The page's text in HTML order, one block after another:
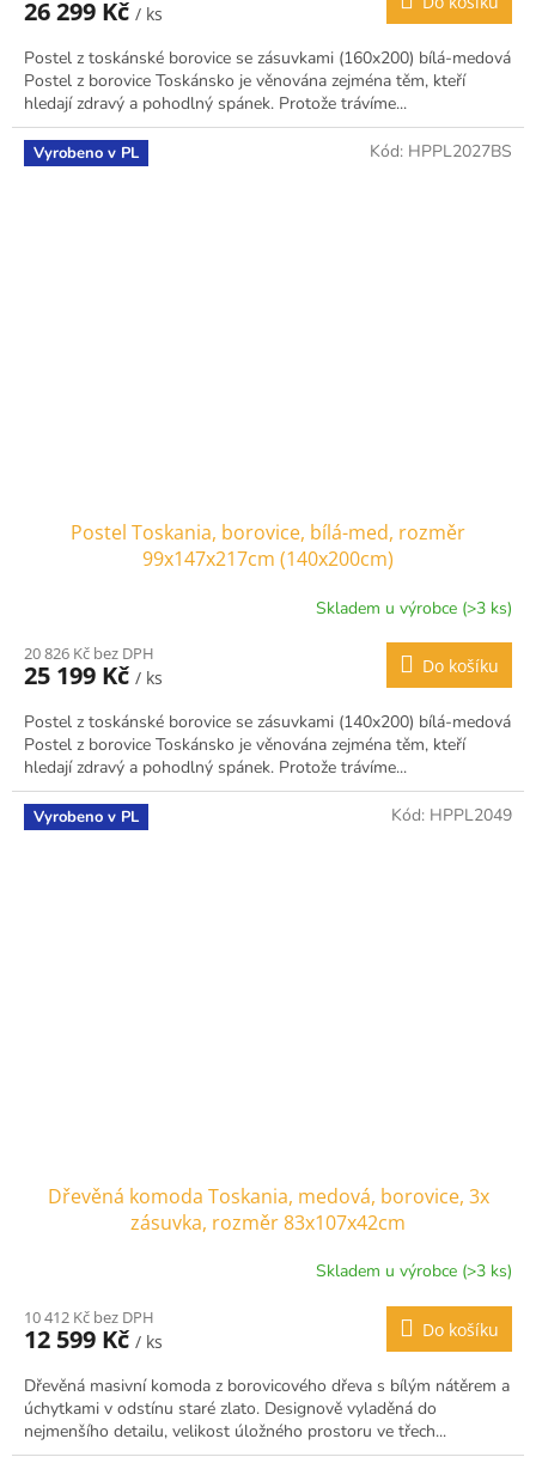
26 299 Kč / ks
Postel z toskánské borovice se zásuvkami (160x200) bílá-medová
Postel z borovice Toskánsko je věnována zejména těm, kteří
hledají zdravý a pohodlný spánek. Protože trávíme...
Vyrobeno v PL
Postel Toskania, borovice, bílá-med, rozměr
99x147x217cm (140x200cm)
Skladem u výrobce (>3 ks)
20 826 Kč bez DPH
25 199 Kč / ks
Do košíku
Postel z toskánské borovice se zásuvkami (140x200) bílá-medová
Postel z borovice Toskánsko je věnována zejména těm, kteří
hledají zdravý a pohodlný spánek. Protože trávíme...
Kód: HPPL2027BS
Vyrobeno v PL
Dřevěná komoda Toskania, medová, borovice, 3x
zásuvka, rozměr 83x107x42cm
Skladem u výrobce (>3 ks)
10 412 Kč bez DPH
12 599 Kč / ks
Do košíku
Dřevěná masivní komoda z borovicového dřeva s bílým nátěrem a
úchytkami v odstínu staré zlato. Designově vyladěná do
nejmenšího detailu, velikost úložného prostoru ve třech...
Kód: HPPL2049